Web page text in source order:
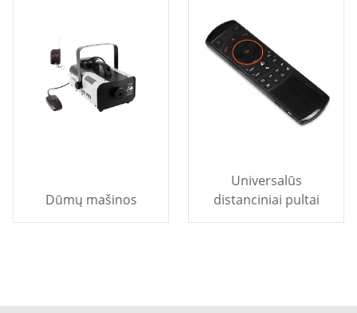
Dūmų mašinos
Universalūs
distanciniai pultai